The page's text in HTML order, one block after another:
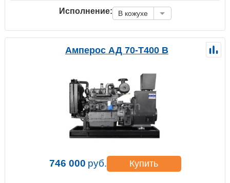
Исполнение: В кожухе
Амперос АД 70-Т400 B
746 000 руб. Купить